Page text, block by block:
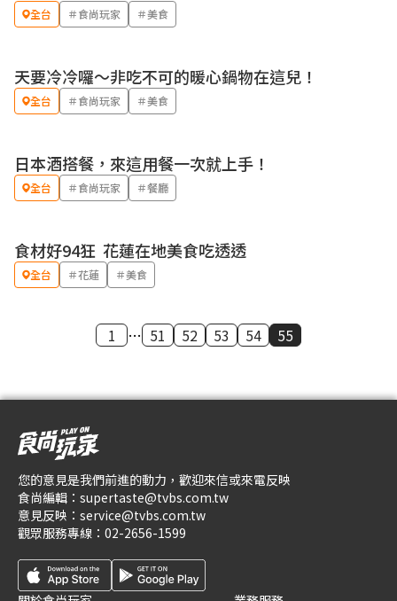
全台 ＃食尚玩家 ＃美食
天要冷冷囉～非吃不可的暖心鍋物在這兒！
全台 ＃食尚玩家 ＃美食
日本酒搭餐，來這用餐一次就上手！
全台 ＃食尚玩家 ＃餐廳
食材好94狂 花蓮在地美食吃透透
全台 ＃花蓮 ＃美食
1 … 51 52 53 54 55
您的意見是我們前進的動力，歡迎來信或來電反映
食尚編輯： supertaste@tvbs.com.tw
意見反映： service@tvbs.com.tw
觀眾服務專線： 02-2656-1599